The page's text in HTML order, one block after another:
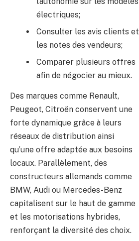
électriques;
Consulter les avis clients et
les notes des vendeurs;
Comparer plusieurs offres
afin de négocier au mieux.
Des marques comme Renault,
Peugeot, Citroën conservent une
forte dynamique grâce à leurs
réseaux de distribution ainsi
qu’une offre adaptée aux besoins
locaux. Parallèlement, des
constructeurs allemands comme
BMW, Audi ou Mercedes-Benz
capitalisent sur le haut de gamme
et les motorisations hybrides,
renforçant la diversité des choix.